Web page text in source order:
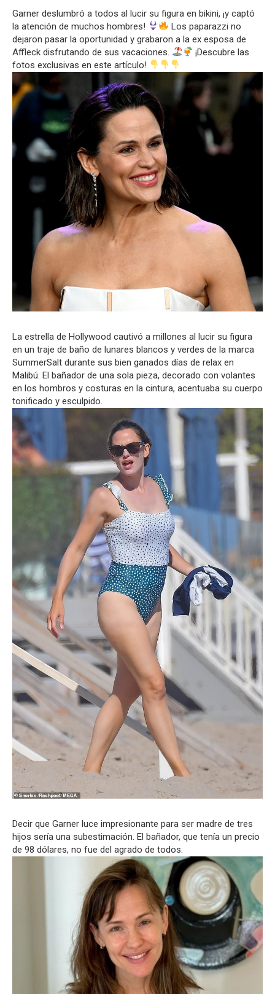
Garner deslumbró a todos al lucir su figura en bikini, ¡y captó
la atención de muchos hombres!
Los paparazzi no
dejaron pasar la oportunidad y grabaron a la ex esposa de
Affleck disfrutando de sus vacaciones.
¡Descubre las
fotos exclusivas en este artículo!
La estrella de Hollywood cautivó a millones al lucir su figura
en un traje de baño de lunares blancos y verdes de la marca
SummerSalt durante sus bien ganados días de relax en
Malibú. El bañador de una sola pieza, decorado con volantes
en los hombros y costuras en la cintura, acentuaba su cuerpo
tonificado y esculpido.
Decir que Garner luce impresionante para ser madre de tres
hijos sería una subestimación. El bañador, que tenía un precio
de 98 dólares, no fue del agrado de todos.